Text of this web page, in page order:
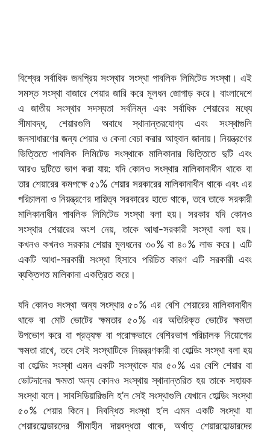
বিশ্বের সর্বাধিক জনপ্রিয় সংস্থার সংস্থা পাবলিক লিমিটেড সংস্থা। এই
সমস্ত সংস্থা বাজারে শেয়ার জারি করে মূলধন জোগাড় করে। বাংলাদেশে
এ জাতীয় সংস্থার সদস্যতা সর্বনিম্ন এবং সর্বাধিক শেয়ারের মধ্যে
সীমাবদ্ধ, শেয়ারগুলি অবাধে স্থানান্তরযোগ্য এবং সংস্থাগুলি
জনসাধারণের জন্য শেয়ার ও কেনা বেচা করার আহ্বান জানায়। নিয়ন্ত্রণের
ভিত্তিতে পাবলিক লিমিটেড সংস্থাকে মালিকানার ভিত্তিতে দুটি এবং
আরও দুটিতে ভাগ করা যায়: যদি কোনও সংস্থার মালিকানাধীন থাকে বা
তার শেয়ারের কমপক্ষে ৫১% শেয়ার সরকারের মালিকানাধীন থাকে এবং এর
পরিচালনা ও নিয়ন্ত্রণের দায়িত্ব সরকারের হাতে থাকে, তবে তাকে সরকারী
মালিকানাধীন পাবলিক লিমিটেড সংস্থা বলা হয়। সরকার যদি কোনও
সংস্থার শেয়ারের অংশ নেয়, তাকে আধা-সরকারী সংস্থা বলা হয়।
কখনও কখনও সরকার শেয়ার মূলধনের ৩০% বা ৪০% লাভ করে। এটি
একটি আধা-সরকারী সংস্থা হিসাবে পরিচিত কারণ এটি সরকারী এবং
ব্যক্তিগত মালিকানা একত্রিত করে।
যদি কোনও সংস্থা অন্য সংস্থার ৫০% এর বেশি শেয়ারের মালিকানাধীন
থাকে বা মোট ভোটের ক্ষমতার ৫০% এর অতিরিক্ত ভোটের ক্ষমতা
উপভোগ করে বা প্রত্যক্ষ বা পরোক্ষভাবে বেশিরভাগ পরিচালক নিয়োগের
ক্ষমতা রাখে, তবে সেই সংস্থাটিকে নিয়ন্ত্রণকারী বা হোল্ডিং সংস্থা বলা হয়
বা হোল্ডিং সংস্থা এমন একটি সংস্থাকে যার ৫০% এর বেশি শেয়ার বা
ভোটদানের ক্ষমতা অন্য কোনও সংস্থায় স্থানান্তরিত হয় তাকে সহায়ক
সংস্থা বলে। সাবসিডিয়ারিগুলি হ’ল সেই সংস্থাগুলি যেখানে হোল্ডিং সংস্থা
৫০% শেয়ার কিনে। নিবন্ধিত সংস্থা হ’ল এমন একটি সংস্থা যা
শেয়ারহোল্ডারদের সীমাহীন দায়বদ্ধতা থাকে, অর্থাত্ শেয়ারহোল্ডারদের